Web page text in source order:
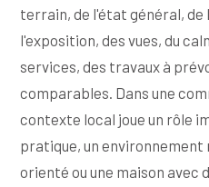
terrain, de l'état général, de
l'exposition, des vues, du
services, des travaux à
comparables. Dans une
contexte local joue un rôle
pratique, un environnement
orienté ou une maison avec